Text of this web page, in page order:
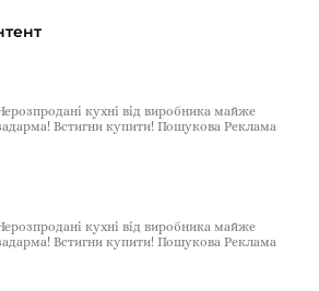
кухні від виробника майже
Встигни купити! Пошукова Реклама
кухні від виробника майже
Встигни купити! Пошукова Реклама